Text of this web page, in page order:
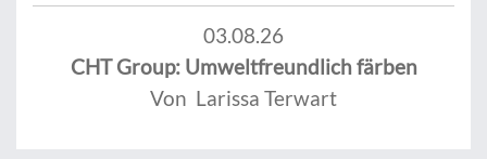
03.08.26
CHT Group: Umweltfreundlich färben
Von Larissa Terwart